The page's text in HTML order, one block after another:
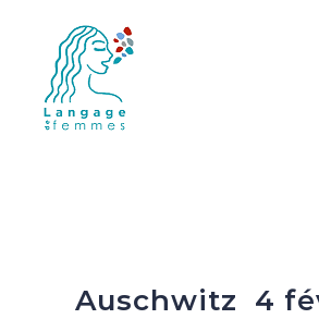
content
Auschwitz 4